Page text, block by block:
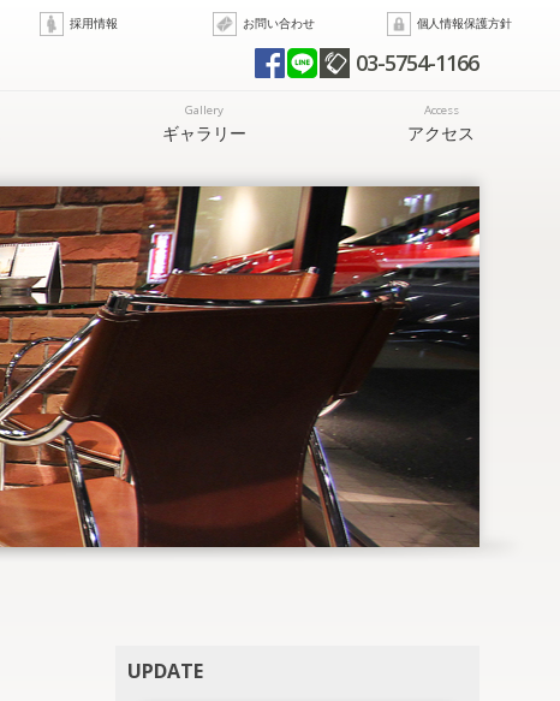
採用情報 お問い合わせ 個人情報保護方針
03-5754-1166
Gallery
ギャラリー
Access
アクセス
UPDATE